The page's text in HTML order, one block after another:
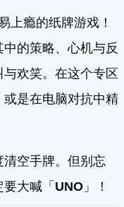
上瘾的纸牌游戏！
的策略、心机与反
欢笑。在这个专区
是在电脑对抗中精
空手牌。但别忘
大喊「 UNO 」！